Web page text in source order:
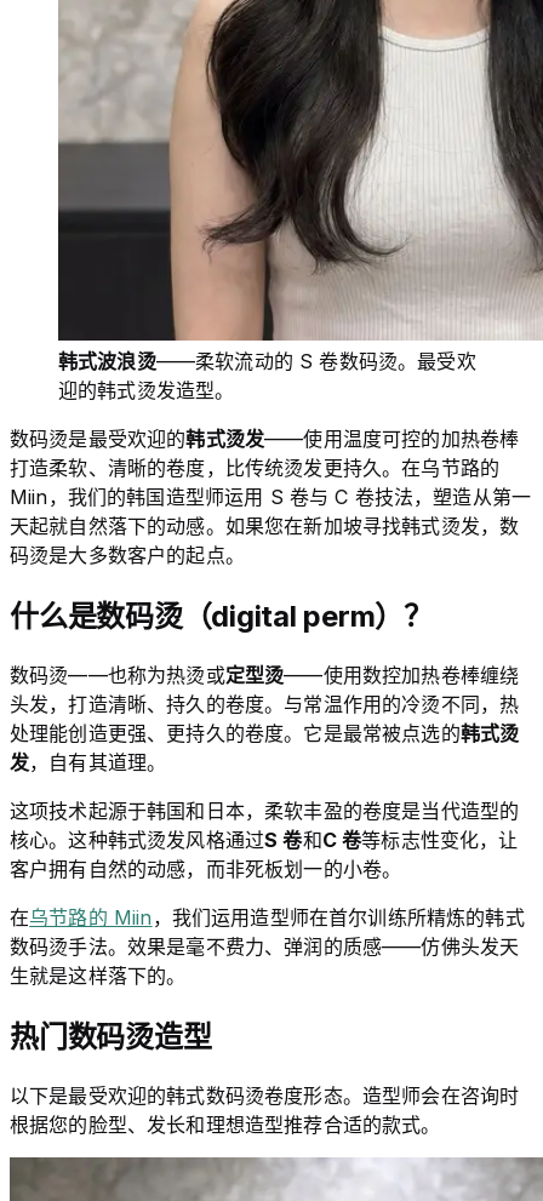
韩式波浪烫——柔软流动的 S 卷数码烫。最受欢
迎的韩式烫发造型。
数码烫是最受欢迎的韩式烫发——使用温度可控的加热卷棒
打造柔软、清晰的卷度，比传统烫发更持久。在乌节路的
Miin，我们的韩国造型师运用 S 卷与 C 卷技法，塑造从第一
天起就自然落下的动感。如果您在新加坡寻找韩式烫发，数
码烫是大多数客户的起点。
什么是数码烫（digital perm）？
数码烫——也称为热烫或定型烫——使用数控加热卷棒缠绕
头发，打造清晰、持久的卷度。与常温作用的冷烫不同，热
处理能创造更强、更持久的卷度。它是最常被点选的韩式烫
发，自有其道理。
这项技术起源于韩国和日本，柔软丰盈的卷度是当代造型的
核心。这种韩式烫发风格通过S 卷和C 卷等标志性变化，让
客户拥有自然的动感，而非死板划一的小卷。
在乌节路的 Miin ，我们运用造型师在首尔训练所精炼的韩式
数码烫手法。效果是毫不费力、弹润的质感——仿佛头发天
生就是这样落下的。
热门数码烫造型
以下是最受欢迎的韩式数码烫卷度形态。造型师会在咨询时
根据您的脸型、发长和理想造型推荐合适的款式。